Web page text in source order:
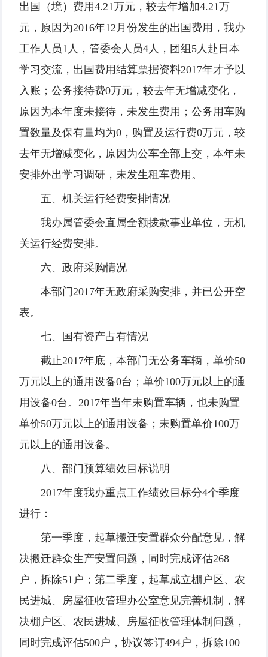
出国（境）费用4.21万元，较去年增加4.21万
元，原因为2016年12月份发生的出国费用，我办
工作人员1人，管委会人员4人，团组5人赴日本
学习交流，出国费用结算票据资料2017年才予以
入账；公务接待费0万元，较去年无增减变化，
原因为本年度未接待，未发生费用；公务用车购
置数量及保有量均为0，购置及运行费0万元，较
去年无增减变化，原因为公车全部上交，本年未
安排外出学习调研，未发生租车费用。
五、机关运行经费安排情况
我办属管委会直属全额拨款事业单位，无机
关运行经费安排。
六、政府采购情况
本部门2017年无政府采购安排，并已公开空
表。
七、国有资产占有情况
截止2017年底，本部门无公务车辆，单价50
万元以上的通用设备0台；单价100万元以上的通
用设备0台。2017年当年未购置车辆，也未购置
单价50万元以上的通用设备；未购置单价100万
元以上的通用设备。
八、部门预算绩效目标说明
2017年度我办重点工作绩效目标分4个季度
进行：
第一季度，起草搬迁安置群众分配意见，解
决搬迁群众生产安置问题，同时完成评估268
户，拆除51户；第二季度，起草成立棚户区、农
民进城、房屋征收管理办公室意见完善机制，解
决棚户区、农民进城、房屋征收管理体制问题，
同时完成评估500户，协议签订494户，拆除100